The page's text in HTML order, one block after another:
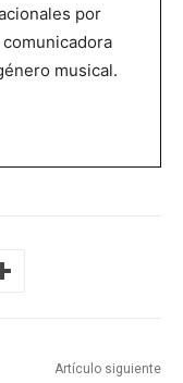
por
musical.
Artículo siguiente